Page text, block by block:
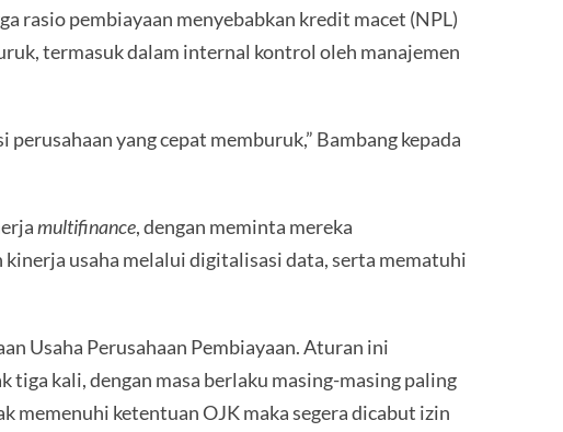
rasio pembiayaan menyebabkan kredit macet (NPL)
termasuk dalam internal kontrol oleh manajemen
yang cepat memburuk,” Bambang kepada
multifinance, dengan meminta mereka
usaha melalui digitalisasi data, serta mematuhi
Usaha Perusahaan Pembiayaan. Aturan ini
kali, dengan masa berlaku masing-masing paling
memenuhi ketentuan OJK maka segera dicabut izin